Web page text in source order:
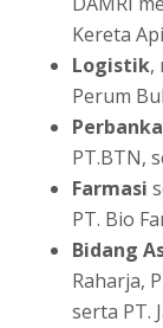
Kereta
Logistik,
Perum
PT.BTN,
Farmasi
PT. Bio
Bidang
Raharja,
serta PT.